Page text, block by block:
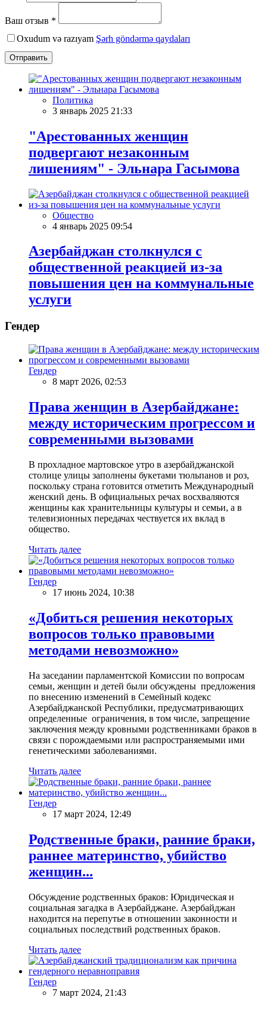
Ваш отзыв *
Oxudum və razıyam Şərh göndərmə qaydaları
Отправить
Политика
3 январь 2025 21:33
"Арестованных женщин
подвергают незаконным
лишениям" - Эльнара Гасымова
Общество
4 январь 2025 09:54
Азербайджан столкнулся с
общественной реакцией из-за
повышения цен на коммунальные
услуги
Гендер
Гендер
8 март 2026, 02:53
Права женщин в Азербайджане:
между историческим прогрессом и
современными вызовами
В прохладное мартовское утро в азербайджанской
столице улицы заполнены букетами тюльпанов и роз,
поскольку страна готовится отметить Международный
женский день. В официальных речах восхваляются
женщины как хранительницы культуры и семьи, а в
телевизионных передачах чествуется их вклад в
общество.
Читать далее
Гендер
17 июнь 2024, 10:38
«Добиться решения некоторых
вопросов только правовыми
методами невозможно»
На заседании парламентской Комиссии по вопросам
семьи, женщин и детей были обсуждены предложения
по внесению изменений в Семейный кодекс
Азербайджанской Республики, предусматривающих
определенные ограничения, в том числе, запрещение
заключения между кровными родственниками браков в
связи с порождаемыми или распространяемыми ими
генетическими заболеваниями.
Читать далее
Гендер
17 март 2024, 12:49
Родственные браки, ранние браки,
раннее материнство, убийство
женщин...
Обсуждение родственных браков: Юридическая и
социальная загадка в Азербайджане. Азербайджан
находится на перепутье в отношении законности и
социальных последствий родственных браков.
Читать далее
Гендер
7 март 2024, 21:43